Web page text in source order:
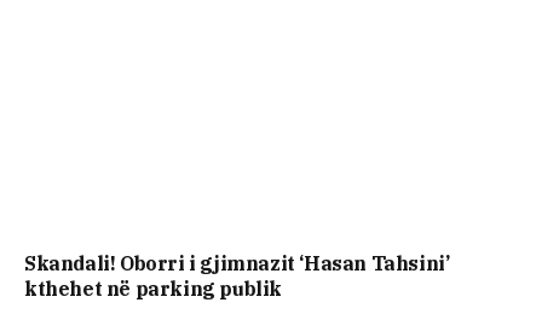
Skandali! Oborri i gjimnazit ‘Hasan Tahsini’
kthehet në parking publik